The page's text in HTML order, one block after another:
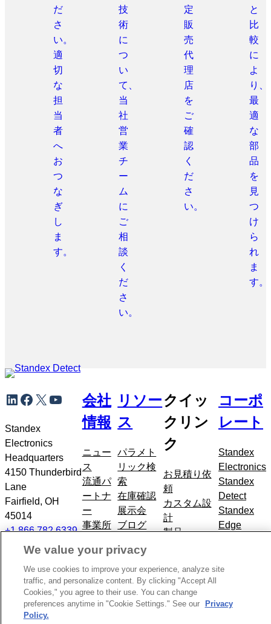
だ
さ
い。
適
切
な
担
当
者
へ
お
つ
な
ぎ
し
ま
す。
技
術
に
つ
い
て、
当
社
営
業
チ
ー
ム
に
ご
相
談
く
だ
さ
い。
定
販
売
代
理
店
を
ご
確
認
く
だ
さ
い。
と
比
較
に
よ
り、
最
適
な
部
品
を
見
つ
け
ら
れ
ま
す。
LinkedIn
Facebook
X YouTube
Standex
Electronics
Headquarters
4150 Thunderbird
Lane
Fairfield, OH
45014
+1.866.782.6339
タ
ビ
ゲ
ー
シ
ョ
ン
に
ス
会社
情報
ニュー
ス
流通パ
ートナ
ー
事業所
お問い
合わせ
リソー
ス
パラメト
リック検
索
在庫確認
展示会
ブログ
クイッ
クリン
ク
お見積り依
頼
カスタム設
計
製品
コーポ
レート
Standex
Electronics
Standex
Detect
Standex
Edge
著作権
2026
プライバシーポリシー個人情報を販売しない
CCPA採用情報
We value your privacy
We use cookies to improve your experience, analyze site
traffic, and personalize content. By clicking "Accept All
Cookies," you agree to their use. You can change
preferences anytime in "Cookie Settings." See our
Privacy
Policy.